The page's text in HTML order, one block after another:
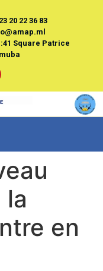
20 22 36 83
Square Patrice
la
en